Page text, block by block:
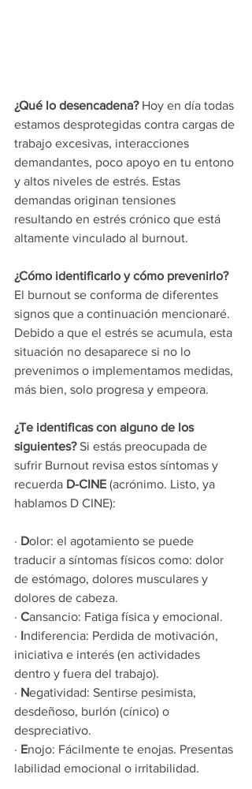
¿Qué lo desencadena? Hoy en día todas
estamos desprotegidas contra cargas de
trabajo excesivas, interacciones
demandantes, poco apoyo en tu entono
y altos niveles de estrés. Estas
demandas originan tensiones
resultando en estrés crónico que está
altamente vinculado al burnout.
¿Cómo identificarlo y cómo prevenirlo?
El burnout se conforma de diferentes
signos que a continuación mencionaré.
Debido a que el estrés se acumula, esta
situación no desaparece si no lo
prevenimos o implementamos medidas,
más bien, solo progresa y empeora.
¿Te identificas con alguno de los
siguientes? Si estás preocupada de
sufrir Burnout revisa estos síntomas y
recuerda D-CINE (acrónimo. Listo, ya
hablamos D CINE):
· Dolor: el agotamiento se puede
traducir a síntomas físicos como: dolor
de estómago, dolores musculares y
dolores de cabeza.
· Cansancio: Fatiga física y emocional.
· Indiferencia: Perdida de motivación,
iniciativa e interés (en actividades
dentro y fuera del trabajo).
· Negatividad: Sentirse pesimista,
desdeñoso, burlón (cínico) o
despreciativo.
· Enojo: Fácilmente te enojas. Presentas
labilidad emocional o irritabilidad.